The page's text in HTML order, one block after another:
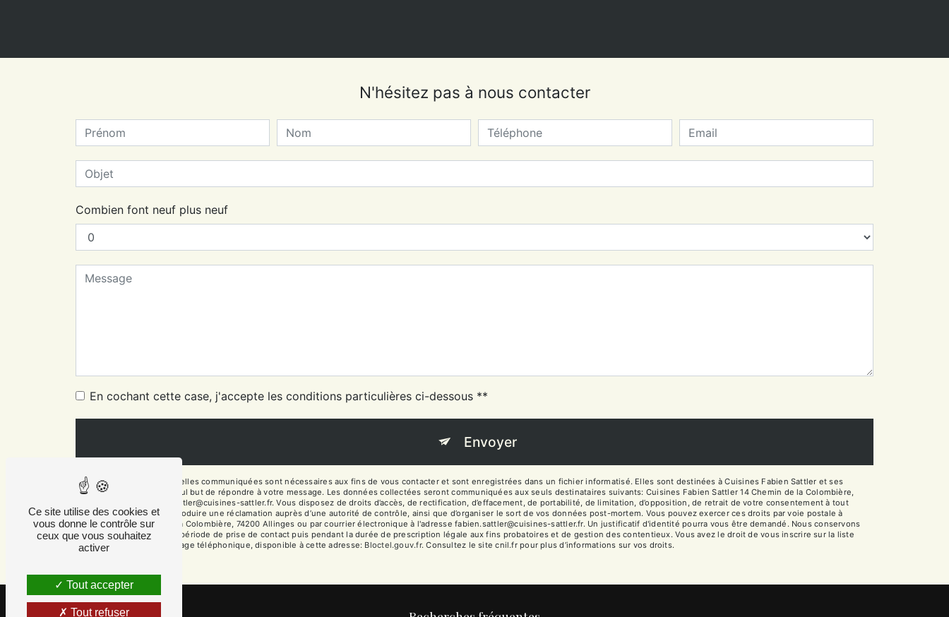
N'hésitez pas à nous contacter
Combien font neuf plus neuf
En cochant cette case, j'accepte les conditions particulières ci-dessous **
Envoyer
** Les données personnelles communiquées sont nécessaires aux fins de vous contacter et sont enregistrées dans un fichier informatisé. Elles sont destinées à Cuisines Fabien Sattler et ses
sous-traitants dans le seul but de répondre à votre message. Les données collectées seront communiquées aux seuls destinataires suivants: Cuisines Fabien Sattler 14 Chemin de la Colombière,
74200 Allinges fabien.sattler@cuisines-sattler.fr. Vous disposez de droits d’accès, de rectification, d’effacement, de portabilité, de limitation, d’opposition, de retrait de votre consentement à tout
moment et du droit d’introduire une réclamation auprès d’une autorité de contrôle, ainsi que d’organiser le sort de vos données post-mortem. Vous pouvez exercer ces droits par voie postale à
l'adresse 14 Chemin de la Colombière, 74200 Allinges ou par courrier électronique à l'adresse fabien.sattler@cuisines-sattler.fr. Un justificatif d'identité pourra vous être demandé. Nous conservons
vos données pendant la période de prise de contact puis pendant la durée de prescription légale aux fins probatoires et de gestion des contentieux. Vous avez le droit de vous inscrire sur la liste
d'opposition au démarchage téléphonique, disponible à cette adresse:
Bloctel.gouv.fr. Consultez le site cnil.fr pour plus d’informations sur vos droits.
Ce site utilise des cookies et
vous donne le contrôle sur
ceux que vous souhaitez
activer
Tout accepter
Tout refuser